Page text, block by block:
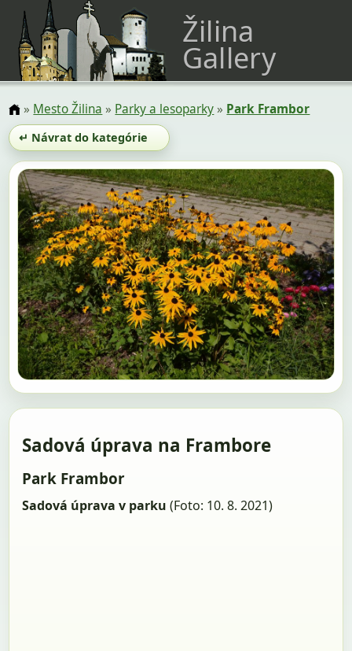
Žilina
Gallery
» Mesto Žilina » Parky a lesoparky» Park Frambor
↵ Návrat do kategórie
Sadová úprava na Frambore
Park Frambor
Sadová úprava v parku(Foto: 10. 8. 2021)